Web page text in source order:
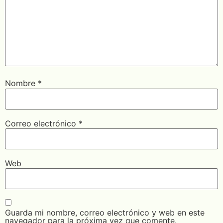
Nombre *
Correo electrónico *
Web
Guarda mi nombre, correo electrónico y web en este
navegador para la próxima vez que comente.